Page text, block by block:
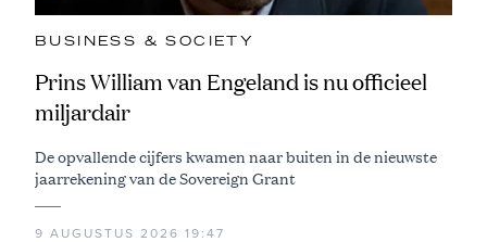
BUSINESS & SOCIETY
Prins William van Engeland is nu officieel
miljardair
De opvallende cijfers kwamen naar buiten in de nieuwste
jaarrekening van de Sovereign Grant
9 AUGUSTUS 2026 19:47